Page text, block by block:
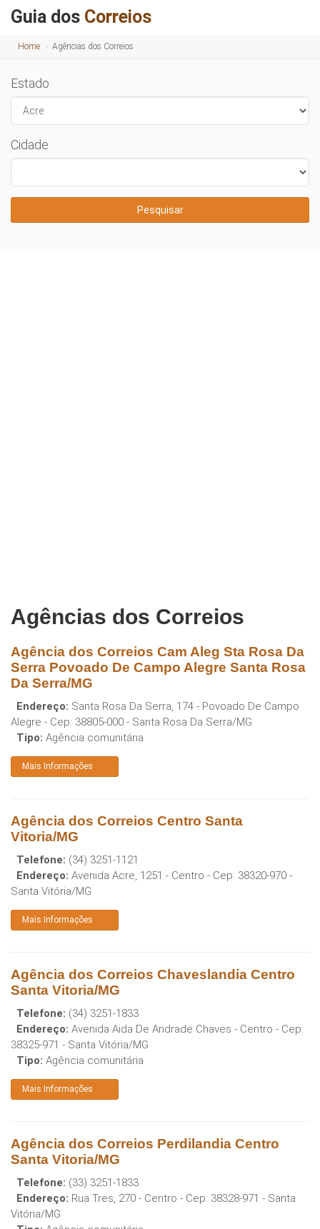
Guia dos Correios
Home Agências dos Correios
Estado
Cidade
Pesquisar
Agências dos Correios
Agência dos Correios Cam Aleg Sta Rosa Da
Serra Povoado De Campo Alegre Santa Rosa
Da Serra/MG
Endereço: Santa Rosa Da Serra, 174 - Povoado De Campo
Alegre - Cep: 38805-000 - Santa Rosa Da Serra/MG
Tipo: Agência comunitária
Mais Informações
Agência dos Correios Centro Santa
Vitoria/MG
Telefone: (34) 3251-1121
Endereço: Avenida Acre, 1251 - Centro - Cep: 38320-970 -
Santa Vitória/MG
Mais Informações
Agência dos Correios Chaveslandia Centro
Santa Vitoria/MG
Telefone: (34) 3251-1833
Endereço: Avenida Aida De Andrade Chaves - Centro - Cep:
38325-971 - Santa Vitória/MG
Tipo: Agência comunitária
Mais Informações
Agência dos Correios Perdilandia Centro
Santa Vitoria/MG
Telefone: (33) 3251-1833
Endereço: Rua Tres, 270 - Centro - Cep: 38328-971 - Santa
Vitória/MG